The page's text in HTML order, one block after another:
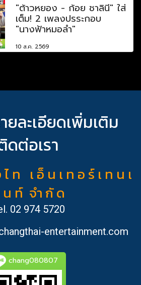
"ต้าวหยอง - ก้อย ชาลินี" ใส่
เต็ม! 2 เพลงปรระกอบ
"นางฟ้าหมอลำ"
10 ส.ค. 2569
ยละเอียดเพิ่มเติม
ดต่อเรา
ท เ อ็ น เ ท อ ร์ เ ท น เ
น ท์ จำ กั ด
02 974 5720
entertainment.com
chang080807